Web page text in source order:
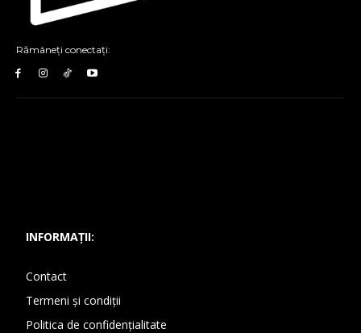
Rămâneți conectați:
INFORMAȚII:
Contact
Termeni și condiții
Politica de confidențialitate